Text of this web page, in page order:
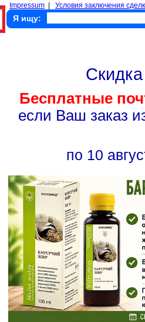
Impressum Условия заключения
Я ищу:
Бесплатные
если Ваш заказ
по 10